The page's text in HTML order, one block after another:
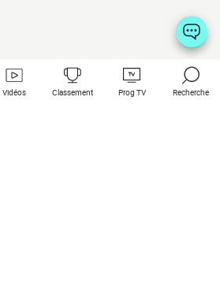
Vidéos Classement Prog TV Recherche